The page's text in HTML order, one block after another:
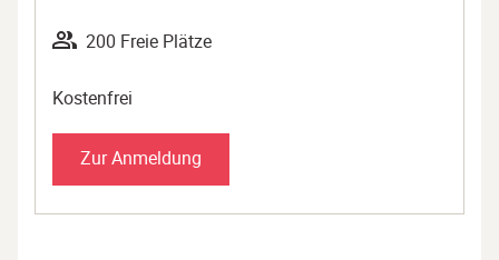
200 Freie Plätze
Kostenfrei
Zur Anmeldung